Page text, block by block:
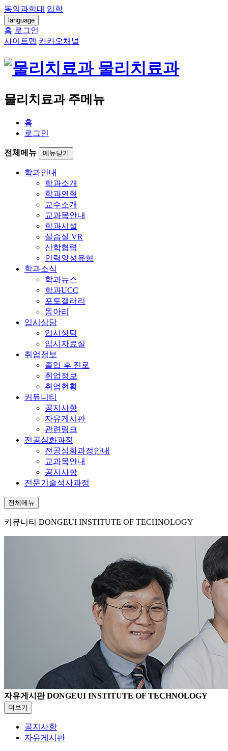
동의과학대 입학
language
홈 로그인
사이트맵 카카오채널
물리치료과
물리치료과 주메뉴
홈
로그인
전체메뉴 메뉴닫기
학과안내
학과소개
학과연혁
교수소개
교과목안내
학과시설
실습실 VR
산학협력
인력양성유형
학과소식
학과뉴스
학과UCC
포토갤러리
동아리
입시상담
입시상담
입시자료실
취업정보
졸업 후 진로
취업정보
취업현황
커뮤니티
공지사항
자유게시판
관련링크
전공심화과정
전공심화과정안내
교과목안내
공지사항
전문기술석사과정
전체메뉴
커뮤니티 DONGEUI INSTITUTE OF TECHNOLOGY
자유게시판DONGEUI INSTITUTE OF TECHNOLOGY
더보기
공지사항
자유게시판